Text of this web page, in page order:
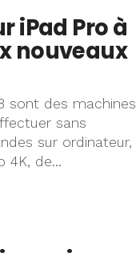
iPad Pro à
nouveaux
sont des machines
sans
sur ordinateur,
4K, de...